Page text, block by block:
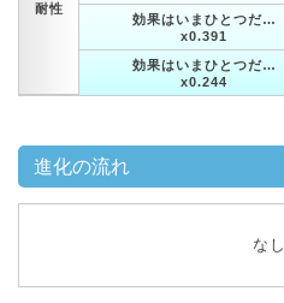
耐性
効果はいまひとつだ…
x0.391
効果はいまひとつだ…
x0.244
進化の流れ
なし